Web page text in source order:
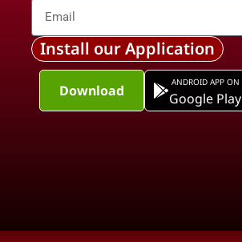
Install our Application
Download ANDROID APP ON
Google Play